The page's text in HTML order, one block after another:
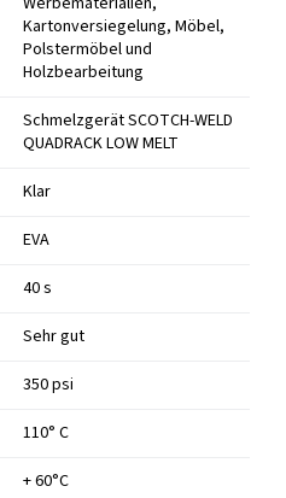
Kartonversiegelung, Möbel,
Polstermöbel und
Holzbearbeitung
Schmelzgerät SCOTCH-WELD
QUADRACK LOW MELT
Klar
EVA
40 s
Sehr gut
350 psi
110° C
+ 60°C